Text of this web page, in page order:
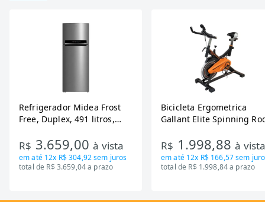
Refrigerador Midea Frost
Free, Duplex, 491 litros,
RT650EVK463)
R$ 3.659,00à vista
em até 12x R$ 304,92sem juros
total de R$ 3.659,04 a prazo
Bicicleta Ergometrica
Gallant Elite Spinning
Mecanica GSB13HBTA-PT
R$ 1.998,88à
em até 12x R$ 166,57sem
total de R$ 1.998,84 a prazo